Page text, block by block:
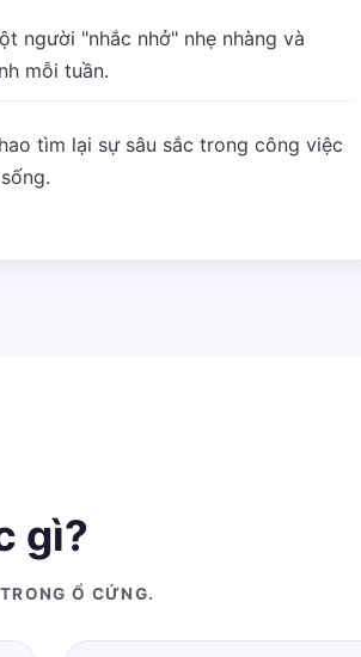
người "nhắc nhở" nhẹ nhàng và
mỗi tuần.
tìm lại sự sâu sắc trong công việc
gì?
Ổ CỨNG.